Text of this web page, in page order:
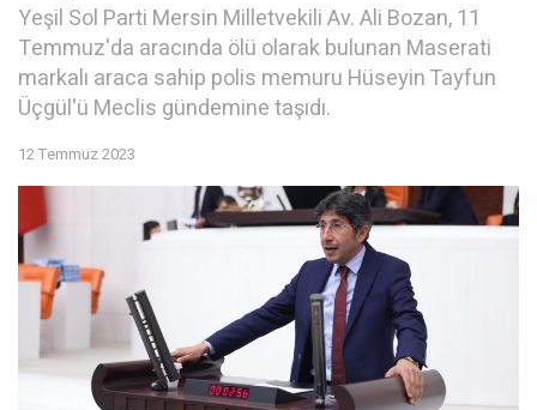
Yeşil Sol Parti Mersin Milletvekili Av. Ali Bozan, 11
Temmuz'da aracında ölü olarak bulunan Maserati
markalı araca sahip polis memuru Hüseyin Tayfun
Üçgül'ü Meclis gündemine taşıdı.
12 Temmuz 2023